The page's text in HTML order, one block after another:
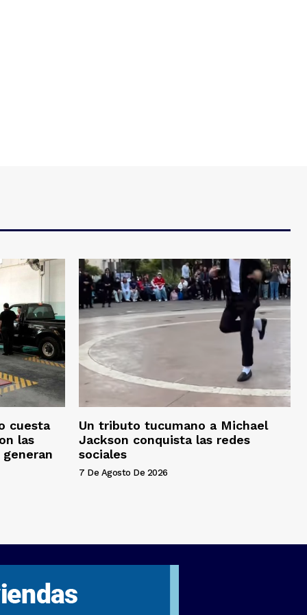
cuesta
las
Un tributo tucumano a Michael
Jackson conquista las redes
sociales
7 De Agosto De 2026